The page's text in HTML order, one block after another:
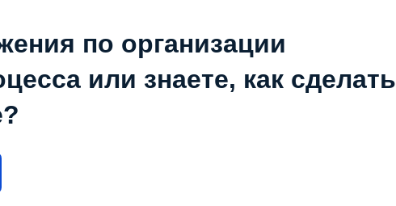
по организации
или знаете, как сделать